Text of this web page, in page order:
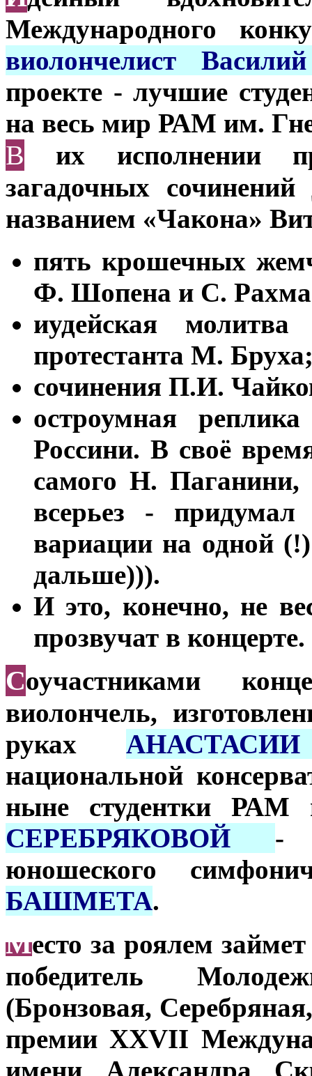
Международного
виолончелист
проекте - лучшие
на весь мир РАМ им.
В их исполнении
загадочных
названием «Чакона»
пять крошечных
Ф. Шопена и С.
иудейская
протестанта М.
сочинения П.И.
остроумная
Россини. В своё
самого Н.
всерьез -
вариации на одной
дальше))).
И это, конечно, не
прозвучат в концерте.
Соучастниками
виолончель,
руках
национальной
ныне студентки
СЕРЕБРЯКОВОЙ -
юношеского
БАШМЕТА.
Место за роялем
победитель
(Бронзовая,
премии XXVII
имени Александра